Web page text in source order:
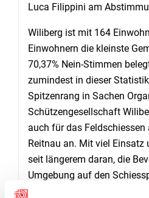
Luca Filippini am
Wiliberg ist mit 164
Einwohnern die kleinste
70,37% Nein-Stimmen
zumindest in dieser
Spitzenrang in Sachen
Schützengesellschaft
auch für das
Reitnau an. Mit viel Einsatz
seit längerem daran, die
Umgebung auf den